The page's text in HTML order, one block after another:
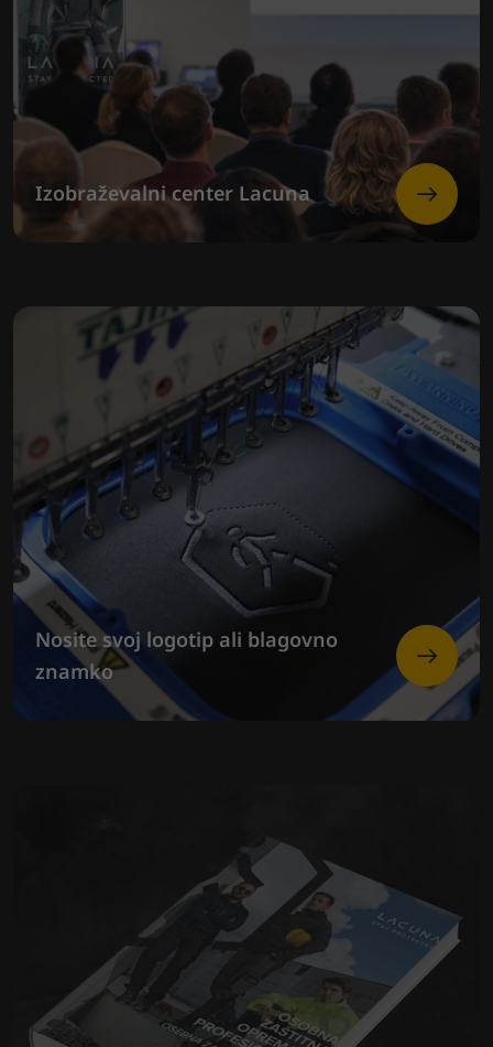
Izobraževalni center Lacuna
Nosite svoj logotip ali blagovno
znamko